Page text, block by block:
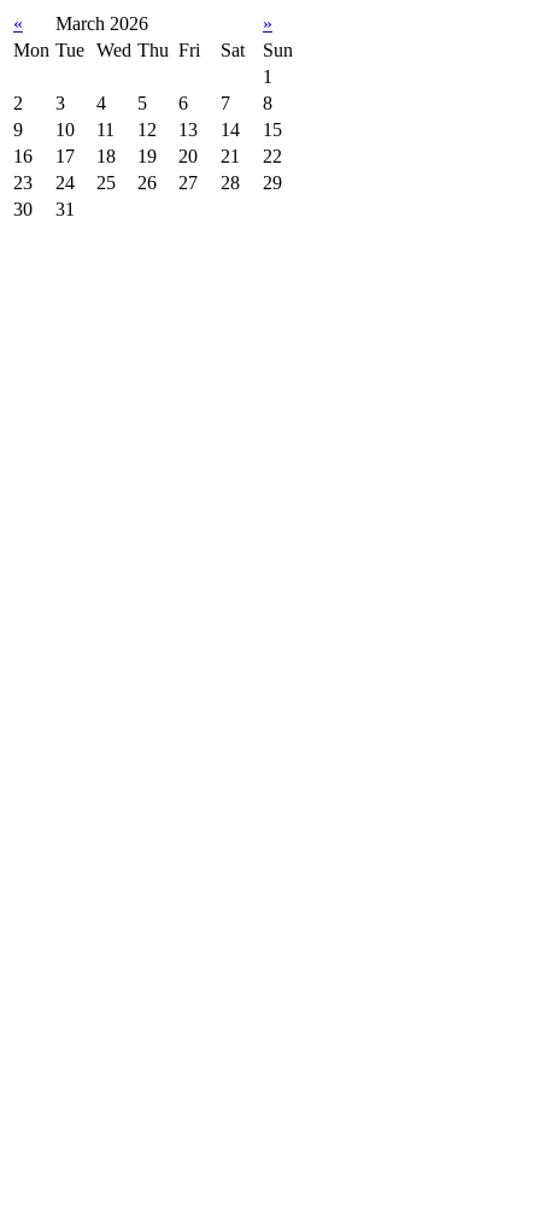
« March 2026
»
Mon Tue Wed Thu Fri Sat
Sun
1
2
3 4 5 6 7
8
9
10 11 12 13 14
15
16
17 18 19 20 21
22
23
24 25 26 27 28
29
30
31